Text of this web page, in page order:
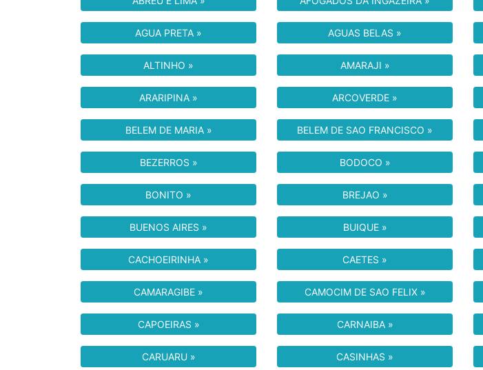
AGUA PRETA » AGUAS BELAS »
ALTINHO » AMARAJI »
ARARIPINA » ARCOVERDE »
BELEM DE MARIA » BELEM DE SAO FRANCISCO »
BEZERROS » BODOCO »
BONITO » BREJAO »
BUENOS AIRES » BUIQUE »
CACHOEIRINHA » CAETES »
CAMARAGIBE » CAMOCIM DE SAO FELIX »
CAPOEIRAS » CARNAIBA »
CARUARU » CASINHAS »